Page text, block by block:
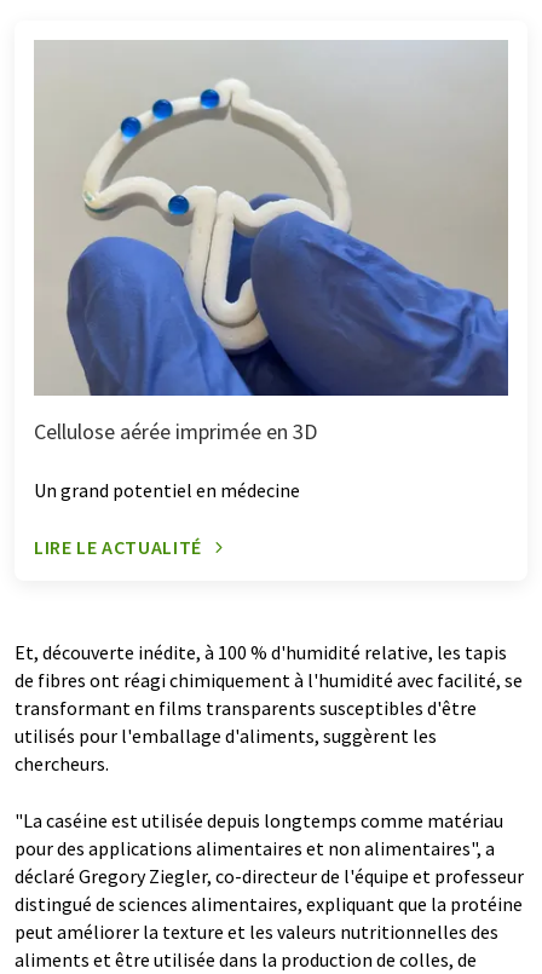
Cellulose aérée imprimée en 3D
Un grand potentiel en médecine
LIRE LE ACTUALITÉ
Et, découverte inédite, à 100 % d'humidité relative, les tapis
de fibres ont réagi chimiquement à l'humidité avec facilité, se
transformant en films transparents susceptibles d'être
utilisés pour l'emballage d'aliments, suggèrent les
chercheurs.
"La caséine est utilisée depuis longtemps comme matériau
pour des applications alimentaires et non alimentaires", a
déclaré Gregory Ziegler, co-directeur de l'équipe et professeur
distingué de sciences alimentaires, expliquant que la protéine
peut améliorer la texture et les valeurs nutritionnelles des
aliments et être utilisée dans la production de colles, de